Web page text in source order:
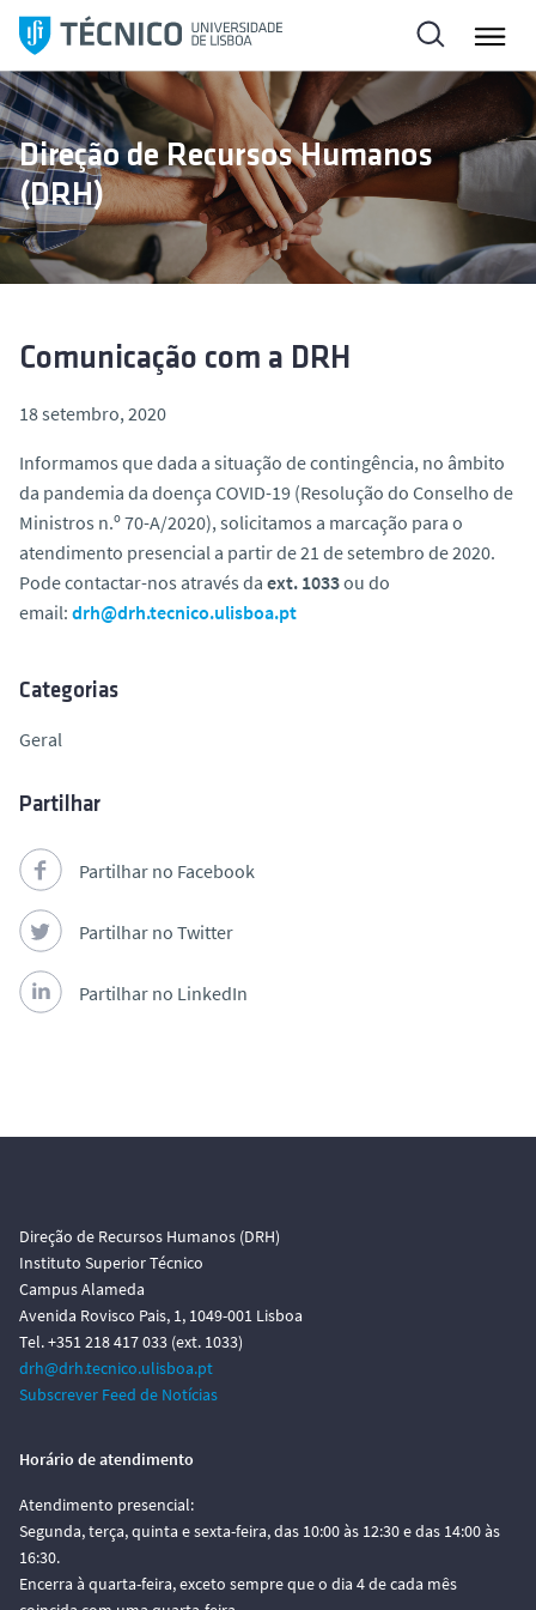
l
t
a
r
p
a
a
Direção de Recursos Humanos
(DRH)
Comunicação com a DRH
18 setembro, 2020
Informamos que dada a situação de contingência, no âmbito
da pandemia da doença COVID-19 (Resolução do Conselho de
Ministros n.º 70-A/2020), solicitamos a marcação para o
atendimento presencial a partir de 21 de setembro de 2020.
Pode contactar-nos através da ext. 1033ou do
email: drh@drh.tecnico.ulisboa.pt
Categorias
Geral
Partilhar
Partilhar no Facebook
Partilhar no Twitter
Partilhar no LinkedIn
Direção de Recursos Humanos (DRH)
Instituto Superior Técnico
Campus Alameda
Avenida Rovisco Pais, 1, 1049-001 Lisboa
Tel. +351 218 417 033 (ext. 1033)
drh@drh.tecnico.ulisboa.pt
Subscrever Feed de Notícias
Horário de atendimento
Atendimento presencial:
Segunda, terça, quinta e sexta-feira, das 10:00 às 12:30 e das 14:00 às
16:30.
Encerra à quarta-feira, exceto sempre que o dia 4 de cada mês